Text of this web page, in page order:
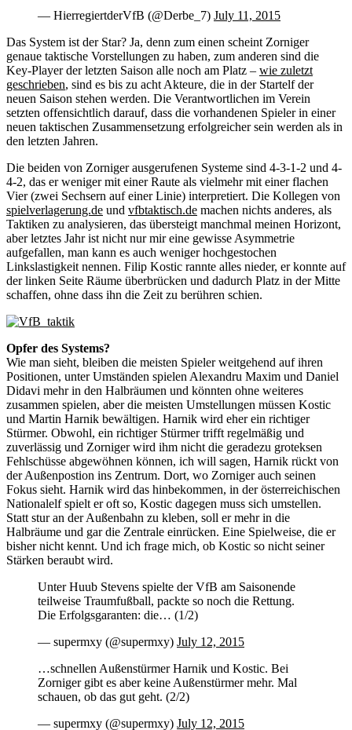
— HierregiertderVfB (@Derbe_7) July 11, 2015
Das System ist der Star? Ja, denn zum einen scheint Zorniger
genaue taktische Vorstellungen zu haben, zum anderen sind die
Key-Player der letzten Saison alle noch am Platz – wie zuletzt
geschrieben, sind es bis zu acht Akteure, die in der Startelf der
neuen Saison stehen werden. Die Verantwortlichen im Verein
setzten offensichtlich darauf, dass die vorhandenen Spieler in einer
neuen taktischen Zusammensetzung erfolgreicher sein werden als in
den letzten Jahren.
Die beiden von Zorniger ausgerufenen Systeme sind 4-3-1-2 und 4-
4-2, das er weniger mit einer Raute als vielmehr mit einer flachen
Vier (zwei Sechsern auf einer Linie) interpretiert. Die Kollegen von
spielverlagerung.de und vfbtaktisch.de machen nichts anderes, als
Taktiken zu analysieren, das übersteigt manchmal meinen Horizont,
aber letztes Jahr ist nicht nur mir eine gewisse Asymmetrie
aufgefallen, man kann es auch weniger hochgestochen
Linkslastigkeit nennen. Filip Kostic rannte alles nieder, er konnte auf
der linken Seite Räume überbrücken und dadurch Platz in der Mitte
schaffen, ohne dass ihn die Zeit zu berühren schien.
Opfer des Systems?
Wie man sieht, bleiben die meisten Spieler weitgehend auf ihren
Positionen, unter Umständen spielen Alexandru Maxim und Daniel
Didavi mehr in den Halbräumen und könnten ohne weiteres
zusammen spielen, aber die meisten Umstellungen müssen Kostic
und Martin Harnik bewältigen. Harnik wird eher ein richtiger
Stürmer. Obwohl, ein richtiger Stürmer trifft regelmäßig und
zuverlässig und Zorniger wird ihm nicht die geradezu groteksen
Fehlschüsse abgewöhnen können, ich will sagen, Harnik rückt von
der Außenpostion ins Zentrum. Dort, wo Zorniger auch seinen
Fokus sieht. Harnik wird das hinbekommen, in der österreichischen
Nationalelf spielt er oft so, Kostic dagegen muss sich umstellen.
Statt stur an der Außenbahn zu kleben, soll er mehr in die
Halbräume und gar die Zentrale einrücken. Eine Spielweise, die er
bisher nicht kennt. Und ich frage mich, ob Kostic so nicht seiner
Stärken beraubt wird.
Unter Huub Stevens spielte der VfB am Saisonende
teilweise Traumfußball, packte so noch die Rettung.
Die Erfolgsgaranten: die… (1/2)
— supermxy (@supermxy) July 12, 2015
…schnellen Außenstürmer Harnik und Kostic. Bei
Zorniger gibt es aber keine Außenstürmer mehr. Mal
schauen, ob das gut geht. (2/2)
— supermxy (@supermxy) July 12, 2015